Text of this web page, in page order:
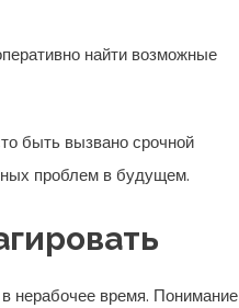
найти возможные
быть вызвано срочной
проблем в будущем.
нерабочее время. Понимание